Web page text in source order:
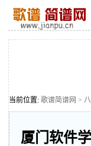
当前位置: 歌谱简谱网 >
厦门软件